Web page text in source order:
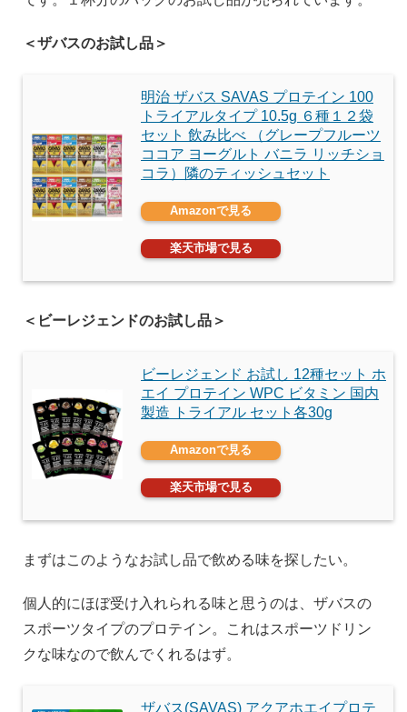
＜ザバスのお試し品＞
明治 ザバス SAVAS プロテイン 100
トライアルタイプ 10.5g ６種１２袋
セット 飲み比べ （グレープフルーツ
ココア ヨーグルト バニラ リッチショ
コラ）隣のティッシュセット
Amazonで見る
楽天市場で見る
＜ビーレジェンドのお試し品＞
ビーレジェンド お試し 12種セット ホ
エイ プロテイン WPC ビタミン 国内
製造 トライアル セット各30g
Amazonで見る
楽天市場で見る
まずはこのようなお試し品で飲める味を探したい。
個人的にほぼ受け入れられる味と思うのは、ザバスの
スポーツタイプのプロテイン。これはスポーツドリン
クな味なので飲んでくれるはず。
ザバス(SAVAS) アクアホエイプロテ